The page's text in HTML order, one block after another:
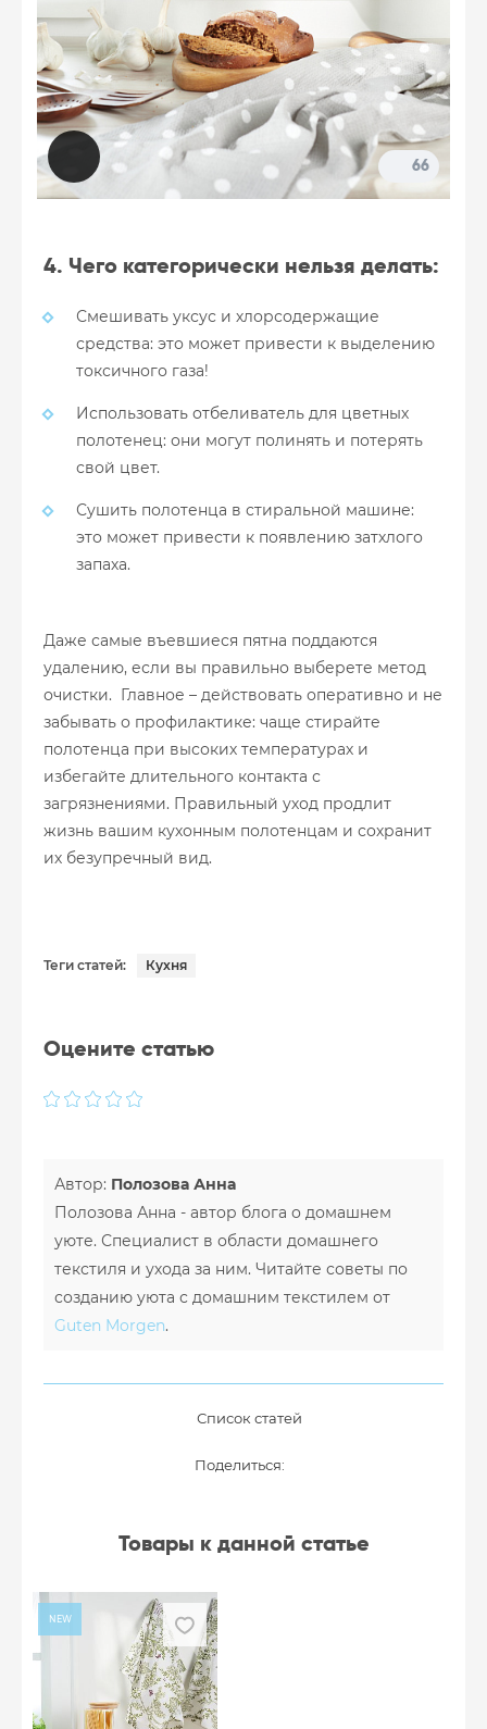
66
4. Чего категорически нельзя делать:
Смешивать уксус и хлорсодержащие
средства: это может привести к выделению
токсичного газа!
Использовать отбеливатель для цветных
полотенец: они могут полинять и потерять
свой цвет.
Сушить полотенца в стиральной машине:
это может привести к появлению затхлого
запаха.
Даже самые въевшиеся пятна поддаются
удалению, если вы правильно выберете метод
очистки. Главное – действовать оперативно и не
забывать о профилактике: чаще стирайте
полотенца при высоких температурах и
избегайте длительного контакта с
загрязнениями. Правильный уход продлит
жизнь вашим кухонным полотенцам и сохранит
их безупречный вид.
Теги статей: Кухня
Оцените статью
Автор: Полозова Анна
Полозова Анна - автор блога о домашнем
уюте. Специалист в области домашнего
текстиля и ухода за ним. Читайте советы по
созданию уюта с домашним текстилем от
Guten Morgen.
Список статей
Поделиться:
Товары к данной статье
NEW